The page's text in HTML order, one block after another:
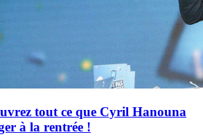
tout ce que Cyril Hanouna
à la rentrée !